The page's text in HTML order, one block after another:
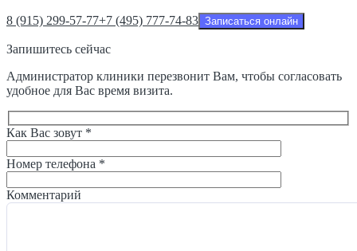
8 (915) 299-57-77+7 (495) 777-74-83 Записаться онлайн
Запишитесь сейчас
Администратор клиники перезвонит Вам, чтобы согласовать
удобное для Вас время визита.
Как Вас зовут *
Номер телефона *
Комментарий